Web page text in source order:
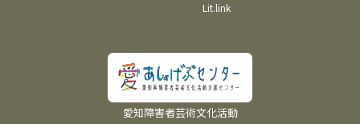
Lit.link
愛知障害者芸術文化活動